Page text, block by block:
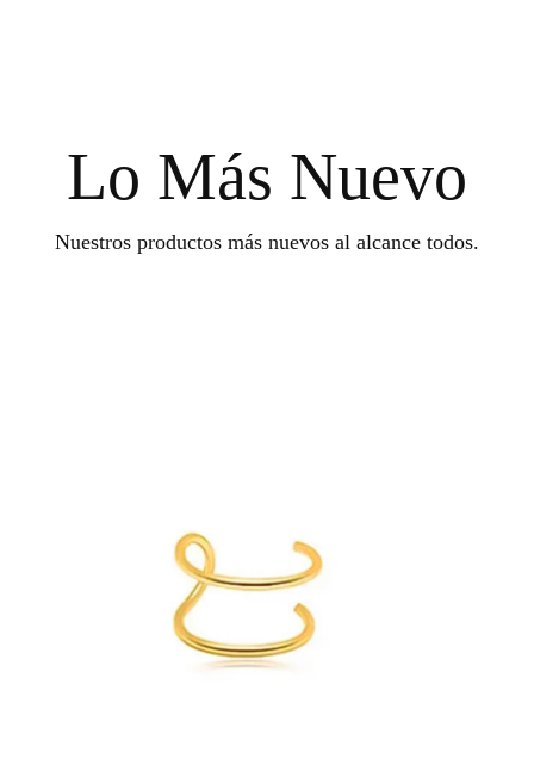
Lo Más Nuevo
Nuestros productos más nuevos al alcance todos.